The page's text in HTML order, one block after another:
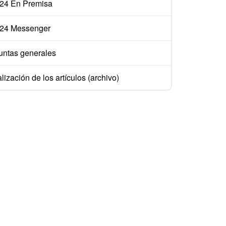
En Premisa
Messenger
generales
de los artículos (archivo)